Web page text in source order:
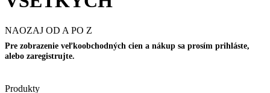
NAOZAJ OD A PO Z
Pre zobrazenie veľkoobchodných cien a nákup sa prosím prihláste,
alebo zaregistrujte.
Produkty